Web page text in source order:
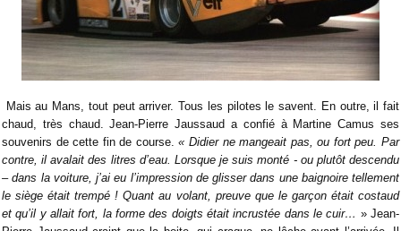
Mais au Mans, tout peut arriver. Tous les pilotes le savent. En outre, il fait
chaud, très chaud. Jean-Pierre Jaussaud a confié à Martine Camus ses
souvenirs de cette fin de course.« Didier ne mangeait pas, ou fort peu. Par
contre, il avalait des litres d’eau. Lorsque je suis monté - ou plutôt descendu
– dans la voiture, j’ai eu l’impression de glisser dans une baignoire tellement
le siège était trempé ! Quant au volant, preuve que le garçon était costaud
et qu’il y allait fort, la forme des doigts était incrustée dans le cuir… » Jean-